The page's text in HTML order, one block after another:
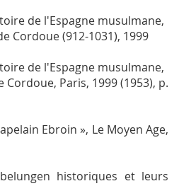
de l'Espagne musulmane,
Cordoue (912-1031), 1999
de l'Espagne musulmane,
Cordoue, Paris, 1999 (1953), p.
Ebroin », Le Moyen Age,
historiques et leurs